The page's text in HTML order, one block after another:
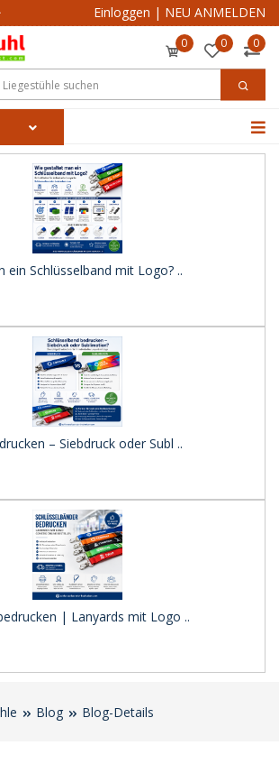
Einloggen | NEU ANMELDEN
0 0 0
ein Schlüsselband mit Logo? ..
– Siebdruck oder Subl ..
| Lanyards mit Logo ..
Blog Blog-Details